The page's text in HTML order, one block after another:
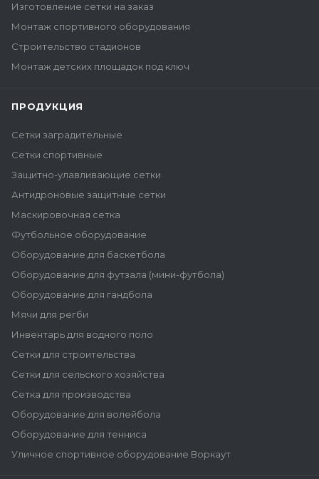
Изготовление сетки на заказ
Монтаж спортивного оборудования
Строительство стадионов
Монтаж детских площадок под ключ
ПРОДУКЦИЯ
Сетки заградительные
Сетки спортивные
Защитно-улавливающие сетки
Антидроновые защитные сетки
Маскировочная сетка
Футбольное оборудование
Оборудование для баскетбола
Оборудование для футзала (мини-футбола)
Оборудование для гандбола
Мячи для регби
Инвентарь для водного поло
Сетки для строительства
Сетки для сельского хозяйства
Сетка для производства
Оборудование для волейбола
Оборудование для тенниса
Уличное спортивное оборудование Воркаут